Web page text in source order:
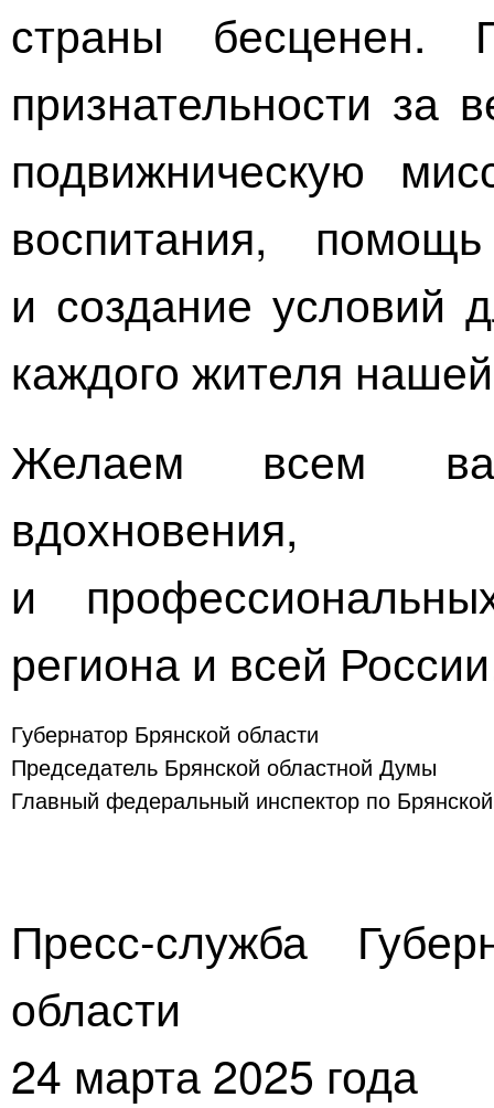
страны бесценен.
признательности за
подвижническую
воспитания,
и создание условий
каждого жителя
Желаем всем
вдохновения,
и
региона и всей
Губернатор Брянской области
Председатель Брянской областной Думы
Главный федеральный инспектор по
Пресс-служба
области
24 марта 2025 года